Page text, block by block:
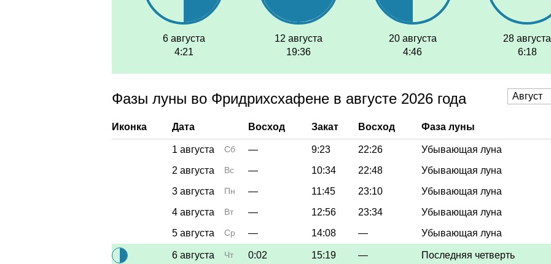
6 августа
4:21
12 августа
19:36
20 августа
4:46
28 августа
6:18
Фазы луны во Фридрихсхафене в августе 2026 года
Иконка Дата Восход Закат Восход Фаза луны
1 августа Сб — 9:23 22:26 Убывающая луна
2 августа
Вс — 10:34 22:48 Убывающая луна
3 августа
Пн — 11:45 23:10 Убывающая луна
4 августа
Вт — 12:56 23:34 Убывающая луна
5 августа
Ср — 14:08 — Убывающая луна
6 августа Чт 0:02 15:19 — Последняя четверть